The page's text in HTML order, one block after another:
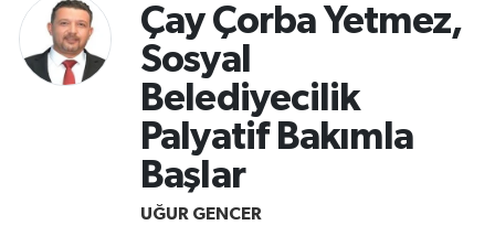
Çay Çorba Yetmez,
Sosyal
Belediyecilik
Palyatif Bakımla
Başlar
UĞUR GENCER
Son Dakika Haberleri
Haber Arşivi